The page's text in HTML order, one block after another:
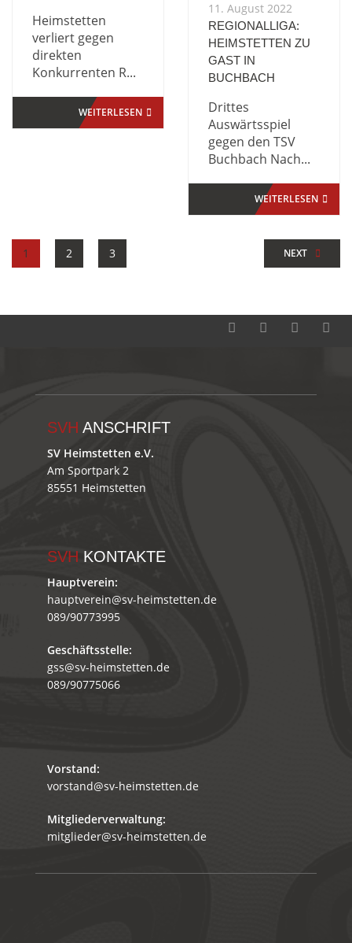
Heimstetten
verliert gegen
direkten
Konkurrenten R...
WEITERLESEN
11. August 2022
REGIONALLIGA:
HEIMSTETTEN ZU
GAST IN
BUCHBACH
Drittes
Auswärtsspiel
gegen den TSV
Buchbach Nach...
WEITERLESEN
1 2 3 NEXT
SVH ANSCHRIFT
SV Heimstetten e.V.
Am Sportpark 2
85551 Heimstetten
SVH KONTAKTE
Hauptverein:
hauptverein@sv-heimstetten.de
089/90773995
Geschäftsstelle:
gss@sv-heimstetten.de
089/90775066
Vorstand:
vorstand@sv-heimstetten.de
Mitgliederverwaltung:
mitglieder@sv-heimstetten.de